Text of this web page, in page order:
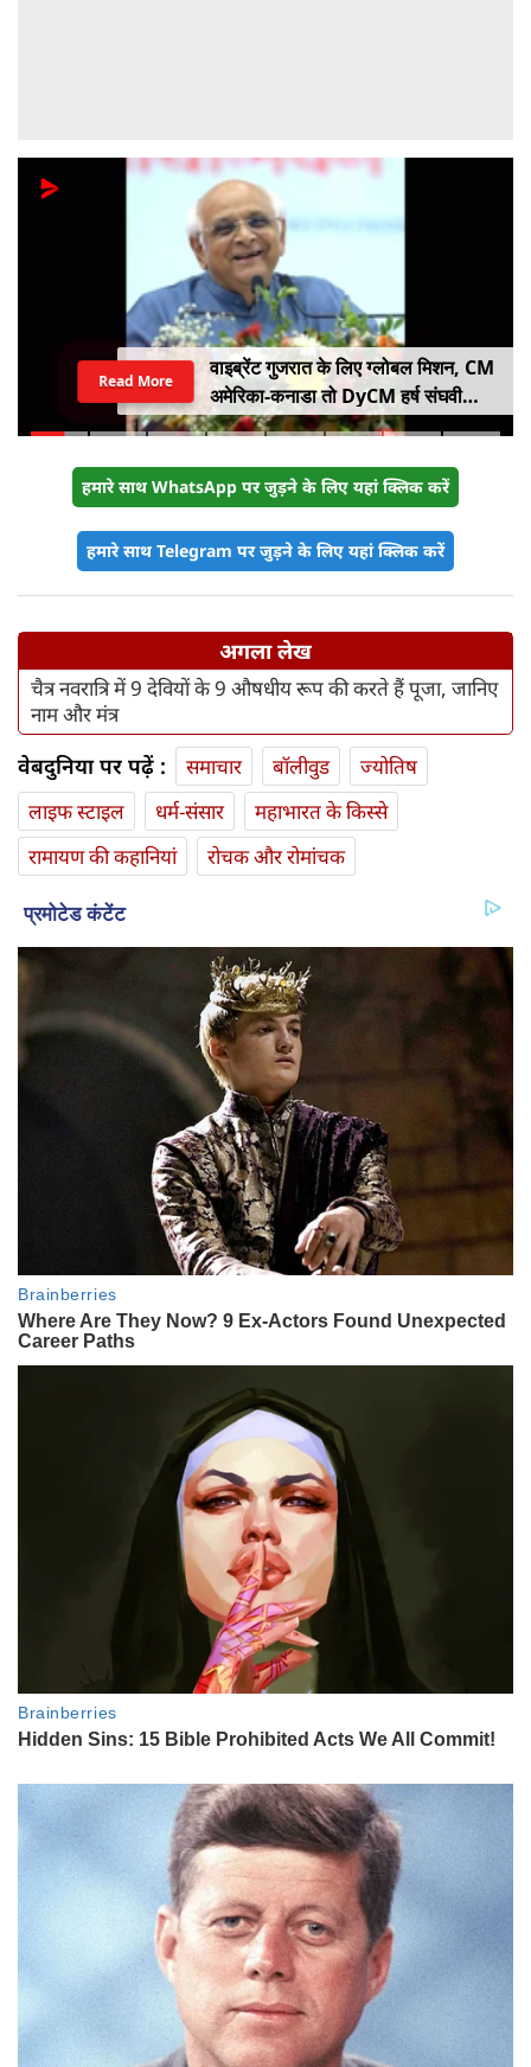
वाइब्रेंट गुजरात के लिए ग्लोबल मिशन, CM
अमेरिका-कनाडा तो DyCM हर्ष संघवी
संभालेंगे जापान-यूरोप का मोर्चा
Read More
हमारे साथ WhatsApp पर जुड़ने के लिए यहां क्लिक करें
हमारे साथ Telegram पर जुड़ने के लिए यहां क्लिक करें
अगला लेख
चैत्र नवरात्रि में 9 देवियों के 9 औषधीय रूप की करते हैं पूजा, जानिए
नाम और मंत्र
वेबदुनिया पर पढ़ें : समाचार बॉलीवुड
ज्योतिष
लाइफ स्‍टाइल
धर्म-संसार
महाभारत के किस्से
रामायण की कहानियां
रोचक और रोमांचक